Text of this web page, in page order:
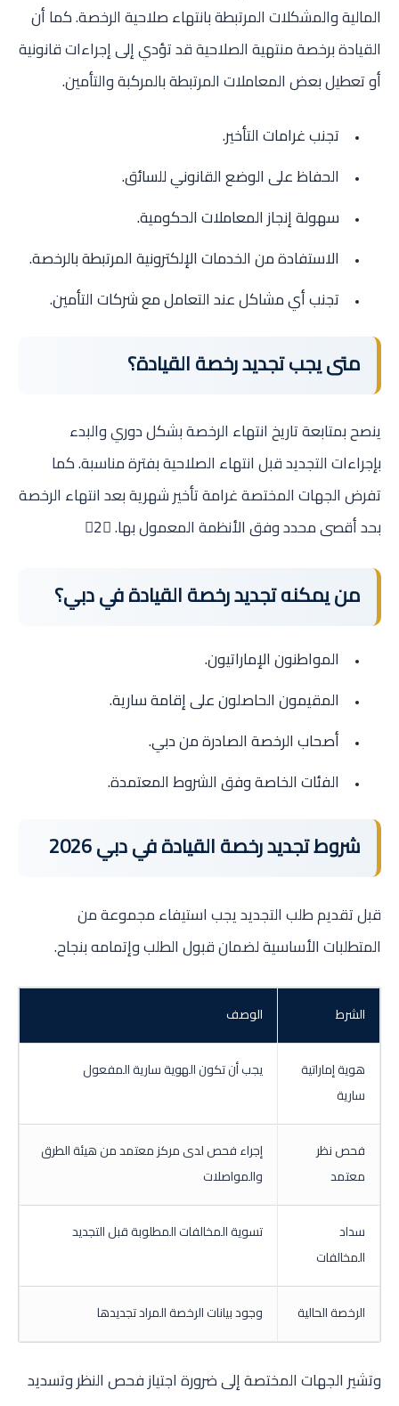
المالية والمشكلات المرتبطة بانتهاء صلاحية الرخصة. كما أن
القيادة برخصة منتهية الصلاحية قد تؤدي إلى إجراءات قانونية
أو تعطيل بعض المعاملات المرتبطة بالمركبة والتأمين.
تجنب غرامات التأخير.
الحفاظ على الوضع القانوني للسائق.
سهولة إنجاز المعاملات الحكومية.
الاستفادة من الخدمات الإلكترونية المرتبطة بالرخصة.
تجنب أي مشاكل عند التعامل مع شركات التأمين.
متى يجب تجديد رخصة القيادة؟
ينصح بمتابعة تاريخ انتهاء الرخصة بشكل دوري والبدء
بإجراءات التجديد قبل انتهاء الصلاحية بفترة مناسبة. كما
تفرض الجهات المختصة غرامة تأخير شهرية بعد انتهاء الرخصة
بحد أقصى محدد وفق الأنظمة المعمول بها. 2
من يمكنه تجديد رخصة القيادة في دبي؟
المواطنون الإماراتيون.
المقيمون الحاصلون على إقامة سارية.
أصحاب الرخصة الصادرة من دبي.
الفئات الخاصة وفق الشروط المعتمدة.
شروط تجديد رخصة القيادة في دبي 2026
قبل تقديم طلب التجديد يجب استيفاء مجموعة من
المتطلبات الأساسية لضمان قبول الطلب وإتمامه بنجاح.
الشرط الوصف
هوية إماراتية
سارية
يجب أن تكون الهوية سارية المفعول
فحص نظر
معتمد
إجراء فحص لدى مركز معتمد من هيئة الطرق
والمواصلات
سداد
المخالفات
تسوية المخالفات المطلوبة قبل التجديد
الرخصة الحالية وجود بيانات الرخصة المراد تجديدها
وتشير الجهات المختصة إلى ضرورة اجتياز فحص النظر وتسديد